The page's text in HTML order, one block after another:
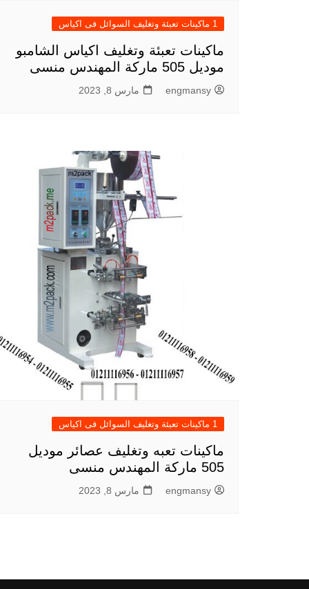
1 ماكينات تعبئة وتغليف السوائل فى اكياس
ماكينات تعبئة وتغليف اكياس الشامبو
موديل 505 ماركة المهندس منسى
engmansy مارس 8, 2023
1 ماكينات تعبئة وتغليف السوائل فى اكياس
ماكينات تعبه وتغليف عصائر موديل
505 ماركة المهندس منسى
engmansy مارس 8, 2023